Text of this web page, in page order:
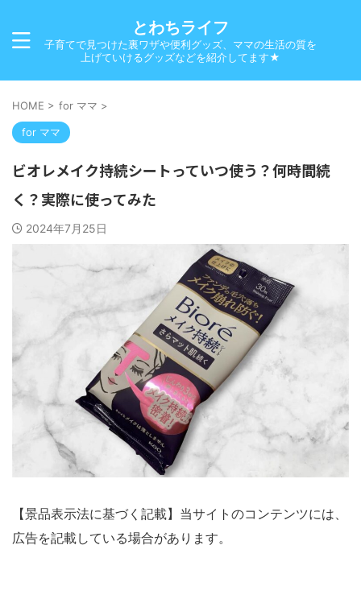
とわちライフ
子育てで見つけた裏ワザや便利グッズ、ママの生活の質を
上げていけるグッズなどを紹介してます★
HOME > for ママ >
for ママ
ビオレメイク持続シートっていつ使う？何時間続
く？実際に使ってみた
2024年7月25日
【景品表示法に基づく記載】当サイトのコンテンツには、
広告を記載している場合があります。